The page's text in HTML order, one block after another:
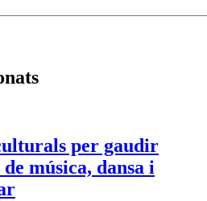
per gaudir
de música, dansa i